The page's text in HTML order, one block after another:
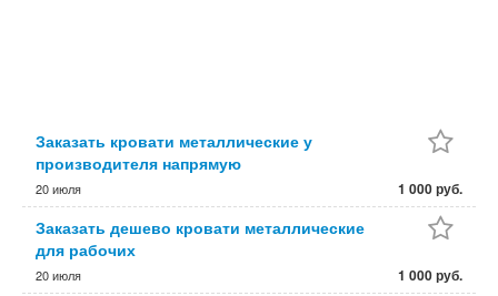
Заказать кровати металлические у
производителя напрямую
20 июля 1 000 руб.
Заказать дешево кровати металлические
для рабочих
20 июля 1 000 руб.